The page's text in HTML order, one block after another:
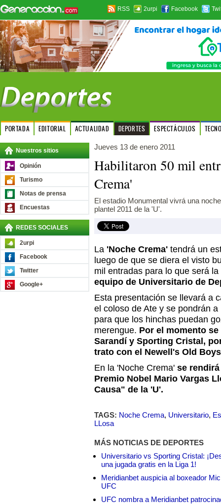
RSS 2urpi Facebook
PORTADA EDITORIAL ACTUALIDAD DEPORTES ESPECTÁCULOS
Nuestros sitios
Opinión
Turismo
Notas de prensa
Encuestas
REDES SOCIALES
2urpi
Facebook
Twitter
Google+
Jueves 13 de enero 2011
Habilitaron 50 mil
Crema'
El estadio Monumental vivrá una
plantel 2011 de la 'U'.
La 'Noche Crema' tendrá un
luego de que se diera el visto
mil entradas para lo que será la
equipo de Universitario de
Esta presentación se llevará a
el coloso de Ate y se pondrán
para que los hinchas puedan
merengue. Por el momento
Sarandí y Sporting Cristal,
trato con el Newell's Old
En la 'Noche Crema' se
Premio Nobel Mario Vargas
Causa" de la 'U'.
TAGS: Noche Crema, Universitario,
LLosa
MÁS NOTICIAS DE DEPORTES
Universitario vs Sporting Cristal:
una jugada gratis en la Liga 1!
Meridianbet auspicia al boxeador
UFC
UFC nombra a Meridianbet